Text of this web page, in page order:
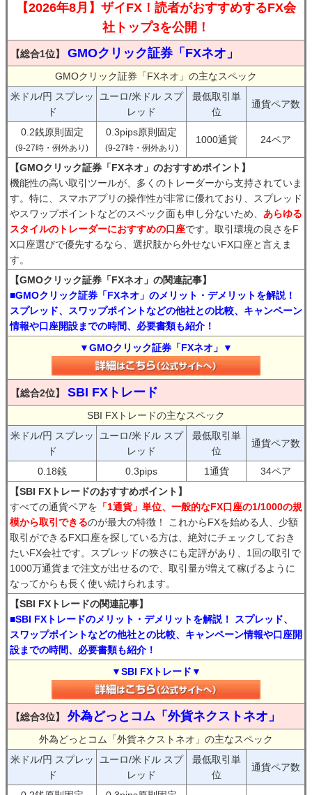
【2026年8月】ザイFX！読者がおすすめするFX会
社トップ3を公開！
【総合1位】 GMOクリック証券「FXネオ」
GMOクリック証券「FXネオ」の主なスペック
米ドル/円 スプレッ
ド
ユーロ/米ドル スプ
レッド
最低取引単
位
通貨ペア数
0.2銭原則固定
(9-27時・例外あり)
0.3pips原則固定
(9-27時・例外あり)
1000通貨 24ペア
【GMOクリック証券「FXネオ」のおすすめポイント】
機能性の高い取引ツールが、多くのトレーダーから支持されていま
す。特に、スマホアプリの操作性が非常に優れており、スプレッド
やスワップポイントなどのスペック面も申し分ないため、 あらゆる
スタイルのトレーダーにおすすめの口座です。取引環境の良さをF
X口座選びで優先するなら、選択肢から外せないFX口座と言えま
す。
【GMOクリック証券「FXネオ」の関連記事】
■GMOクリック証券「FXネオ」のメリット・デメリットを解説！
スプレッド、スワップポイントなどの他社との比較、キャンペーン
情報や口座開設までの時間、必要書類も紹介！
▼GMOクリック証券「FXネオ」▼
【総合2位】 SBI FXトレード
SBI FXトレードの主なスペック
米ドル/円 スプレッ
ド
ユーロ/米ドル スプ
レッド
最低取引単
位
通貨ペア数
0.18銭 0.3pips 1通貨
34ペア
【SBI FXトレードのおすすめポイント】
すべての通貨ペアを 「1通貨」単位、一般的なFX口座の1/1000の規
模から取引できるのが最大の特徴！ これからFXを始める人、少額
取引ができるFX口座を探している方は、絶対にチェックしておき
たいFX会社です。スプレッドの狭さにも定評があり、1回の取引で
1000万通貨まで注文が出せるので、取引量が増えて稼げるように
なってからも長く使い続けられます。
【SBI FXトレードの関連記事】
■SBI FXトレードのメリット・デメリットを解説！ スプレッド、
スワップポイントなどの他社との比較、キャンペーン情報や口座開
設までの時間、必要書類も紹介！
▼SBI FXトレード▼
【総合3位】 外為どっとコム「外貨ネクストネオ」
外為どっとコム「外貨ネクストネオ」の主なスペック
米ドル/円 スプレッ
ド
ユーロ/米ドル スプ
レッド
最低取引単
位
通貨ペア数